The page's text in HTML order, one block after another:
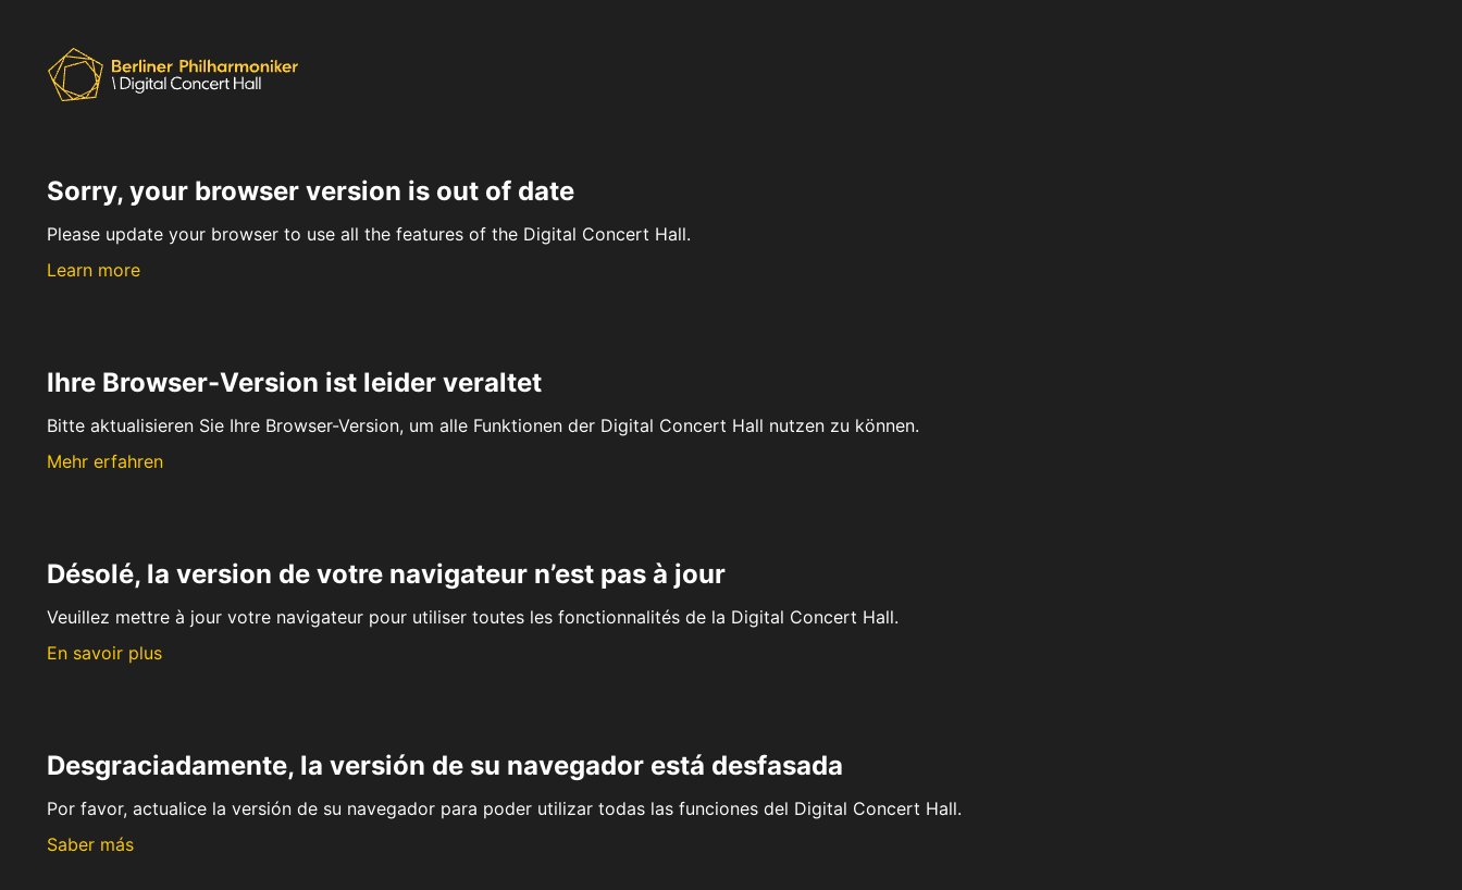
Sorry, your browser version is out of date
Please update your browser to use all the features of the Digital Concert Hall.
Learn more
Ihre Browser-Version ist leider veraltet
Bitte aktualisieren Sie Ihre Browser-Version, um alle Funktionen der Digital Concert Hall nutzen zu können.
Mehr erfahren
Désolé, la version de votre navigateur n’est pas à jour
Veuillez mettre à jour votre navigateur pour utiliser toutes les fonctionnalités de la Digital Concert Hall.
En savoir plus
Desgraciadamente, la versión de su navegador está desfasada
Por favor, actualice la versión de su navegador para poder utilizar todas las funciones del Digital Concert Hall.
Saber más